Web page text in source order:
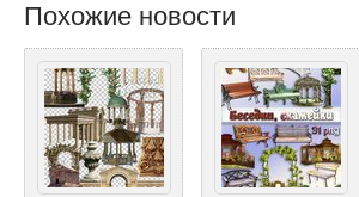
Похожие новости